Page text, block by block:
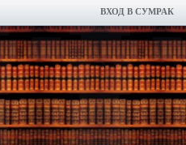
ВХОД В СУМРАК